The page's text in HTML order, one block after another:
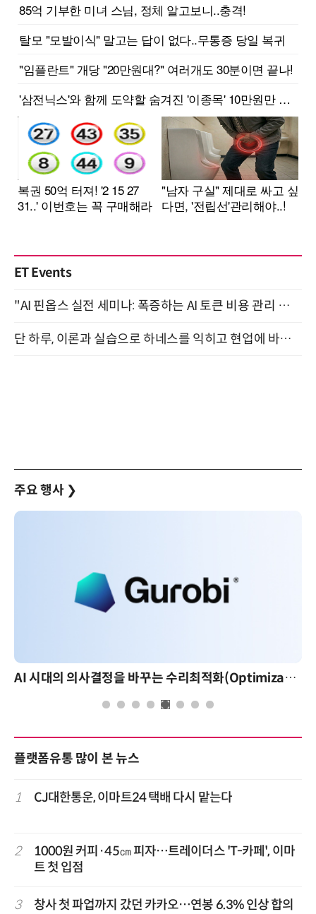
ET Events
"AI 핀옵스 실전 세미나: 폭증하는 AI 토큰 비용 관리 전략" 8월 21일 개최
단 하루, 이론과 실습으로 하네스를 익히고 현업에 바로 쓰는 핸즈온 워크숍 (8/20)
주요 행사 ❯
AI 시대의 의사결정을 바꾸는 수리최적화(Optimization): 실제 산업 적용 사례와 활용 전략
플랫폼유통 많이 본 뉴스
1 CJ대한통운, 이마트24 택배 다시 맡는다
2
1000원 커피·45㎝ 피자…트레이더스 'T-카페', 이마
트 첫 입점
3 창사 첫 파업까지 갔던 카카오…연봉 6.3% 인상 합의